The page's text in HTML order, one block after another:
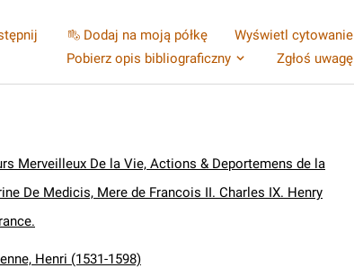
Dodaj na moją półkę
Wyświetl cytowanie
Pobierz opis bibliograficzny
Zgłoś uwagę
Merveilleux De la Vie, Actions & Deportemens de la
De Medicis, Mere de Francois II. Charles IX. Henry
Henri (1531-1598)